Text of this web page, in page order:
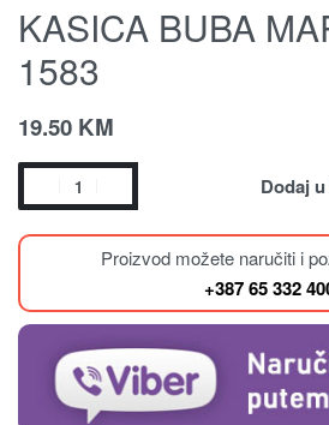
KASICA BUBA
1583
19.50 KM
Dodaj
Proizvod možete naručiti i
+387 65 332